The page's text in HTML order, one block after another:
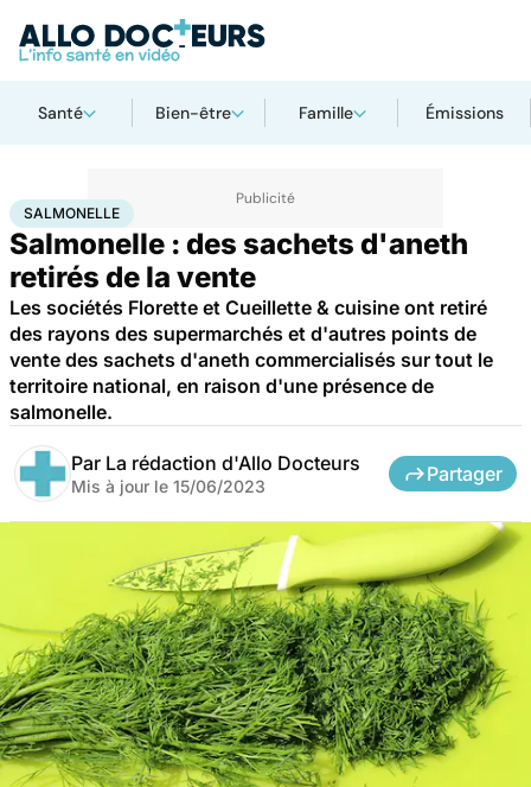
Santé Bien-être Famille Émissions
AccueilSanté Salmonelle
SALMONELLE
Salmonelle : des sachets d'aneth
retirés de la vente
Les sociétés Florette et Cueillette & cuisine ont retiré
des rayons des supermarchés et d'autres points de
vente des sachets d'aneth commercialisés sur tout le
territoire national, en raison d'une présence de
salmonelle.
Par La rédaction d'Allo Docteurs
Mis à jour le 15/06/2023
Partager